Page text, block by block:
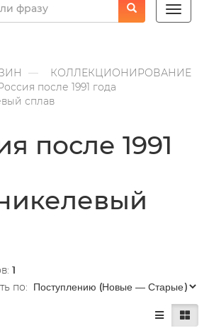
Toggle
КОЛЛЕКЦИОНИРОВАНИЕ
после 1991 года
сплав
после 1991
1
по: